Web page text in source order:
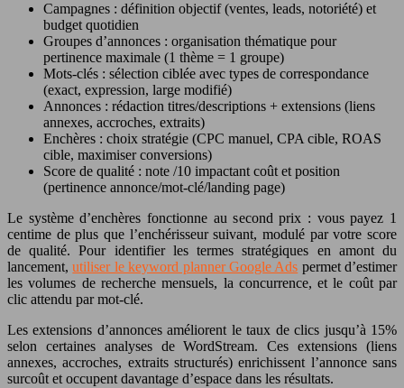
Campagnes : définition objectif (ventes, leads, notoriété) et
budget quotidien
Groupes d’annonces : organisation thématique pour
pertinence maximale (1 thème = 1 groupe)
Mots-clés : sélection ciblée avec types de correspondance
(exact, expression, large modifié)
Annonces : rédaction titres/descriptions + extensions (liens
annexes, accroches, extraits)
Enchères : choix stratégie (CPC manuel, CPA cible, ROAS
cible, maximiser conversions)
Score de qualité : note /10 impactant coût et position
(pertinence annonce/mot-clé/landing page)
Le système d’enchères fonctionne au second prix : vous payez 1
centime de plus que l’enchérisseur suivant, modulé par votre score
de qualité. Pour identifier les termes stratégiques en amont du
lancement,utiliser le keyword planner Google Ads permet d’estimer
les volumes de recherche mensuels, la concurrence, et le coût par
clic attendu par mot-clé.
Les extensions d’annonces améliorent le taux de clics jusqu’à 15%
selon certaines analyses de WordStream. Ces extensions (liens
annexes, accroches, extraits structurés) enrichissent l’annonce sans
surcoût et occupent davantage d’espace dans les résultats.